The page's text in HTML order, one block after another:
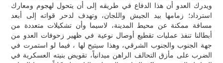
ويدرك العدو أن هذا الدفاع في طريقه إلى أن يتحول لهجوم ومعارك
استرداد؛ زمامها بيد الجيش واللجان، وتهدف لدحر قواته إلى أبعد
مسافة ممكنة عن محيط المدينة، لاسيما وأن تشكيلات متعددة من
أبطالنا تنفذ عمليات تقطيع أوصال نوعية في ظهير زحوفات العدو من
جهة الجنوب والجنوب الشرقي، وهذا سيتيح لها ، فيما لو استمرت في
الضرب على مأزق التحالف الراهن ميدانياً، تقويض بنيته العسكرية في